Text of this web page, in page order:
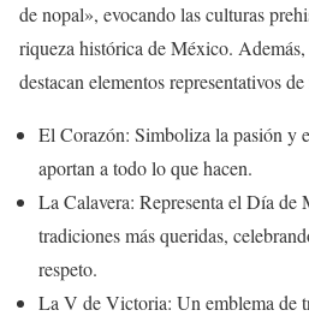
de nopal», evocando las culturas
riqueza histórica de México.
destacan elementos representativos
El Corazón: Simboliza la pasión y
aportan a todo lo que hacen.
La Calavera: Representa el Día de
tradiciones más queridas,
respeto.
La V de Victoria: Un emblema de